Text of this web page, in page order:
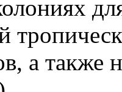
а также